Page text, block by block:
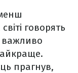
говорять
важливо
прагнув,